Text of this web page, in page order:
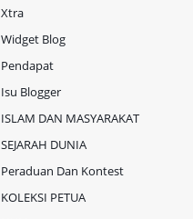
Xtra
Widget Blog
Pendapat
Isu Blogger
ISLAM DAN MASYARAKAT
SEJARAH DUNIA
Peraduan Dan Kontest
KOLEKSI PETUA